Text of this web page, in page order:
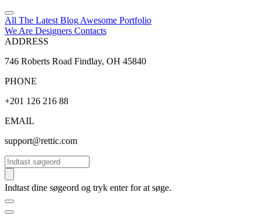
All The Latest Blog Awesome Portfolio
We Are Designers Contacts
ADDRESS
746 Roberts Road Findlay, OH 45840
PHONE
+201 126 216 88
EMAIL
support@rettic.com
Søg
Indtast dine søgeord og tryk enter for at søge.